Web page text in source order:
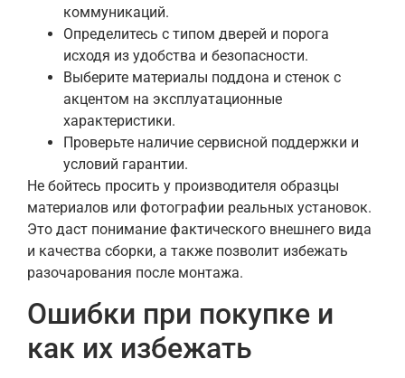
коммуникаций.
Определитесь с типом дверей и порога
исходя из удобства и безопасности.
Выберите материалы поддона и стенок с
акцентом на эксплуатационные
характеристики.
Проверьте наличие сервисной поддержки и
условий гарантии.
Не бойтесь просить у производителя образцы
материалов или фотографии реальных установок.
Это даст понимание фактического внешнего вида
и качества сборки, а также позволит избежать
разочарования после монтажа.
Ошибки при покупке и
как их избежать